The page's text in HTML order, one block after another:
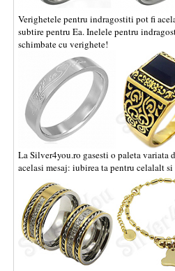
Verighetele pentru indragostiti pot fi
subtire pentru Ea. Inelele pentru
schimbate cu verighete!
La Silver4you.ro gasesti o paleta variata
acelasi mesaj: iubirea ta pentru celalalt